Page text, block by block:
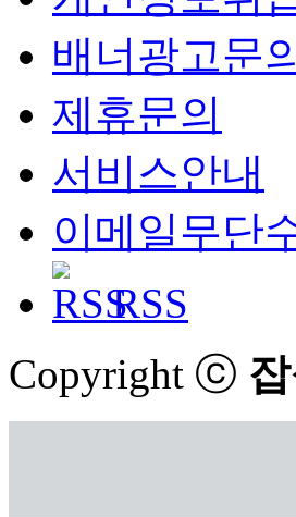
배너광고문
제휴문의
서비스안내
이메일무단
RSS
Copyright ⓒ